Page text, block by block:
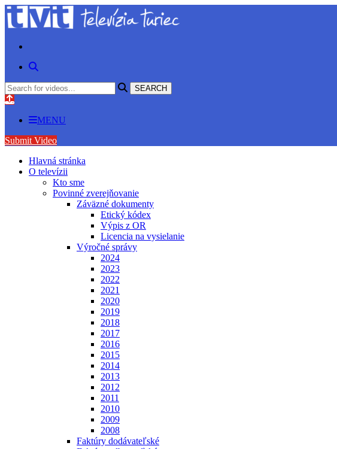
MENU
Submit Video
Hlavná stránka
O televízii
Kto sme
Povinné zverejňovanie
Záväzné dokumenty
Etický kódex
Výpis z OR
Licencia na vysielanie
Výročné správy
2024
2023
2022
2021
2020
2019
2018
2017
2016
2015
2014
2013
2012
2011
2010
2009
2008
Faktúry dodávateľské